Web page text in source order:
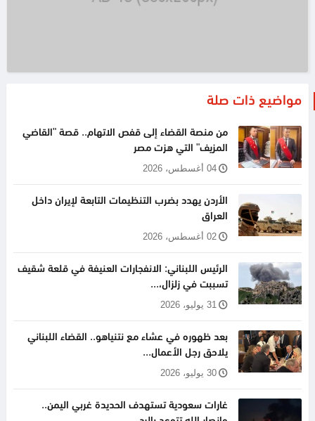
مواضيع ذات صلة
من منصة القضاء إلى قفص الاتهام.. قصة "القاضي
المزيف" التي هزت مصر
04 أغسطس، 2026
الأردن يهدد بضرب التنظيمات التابعة لإيران داخل
العراق
02 أغسطس، 2026
الرئيس اللبناني: الانفجارات العنيفة في قلعة شقيف
تسببت في زلزال،...
31 يوليو، 2026
بعد ظهوره في عشاء مع نتنياهو.. القضاء اللبناني
يلاحق رجل الأعمال...
30 يوليو، 2026
غارات سعودية تستهدف الحديدة غربي اليمن..